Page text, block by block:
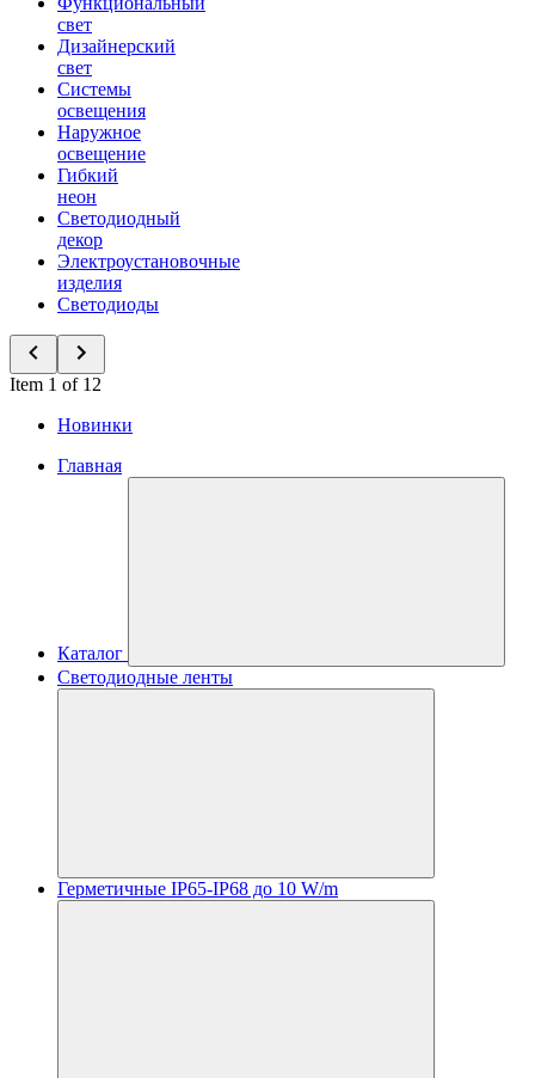
свет
Дизайнерский
свет
Системы
освещения
Наружное
освещение
Гибкий
неон
Светодиодный
декор
Электроустановочные
изделия
Светодиоды
Item 1 of 12
Новинки
Главная
Каталог
Светодиодные ленты
Герметичные IP65-IP68 до 10 W/m